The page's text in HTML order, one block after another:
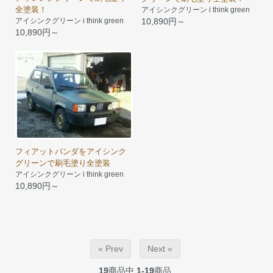
全塗装！
アイシンクグリーン i think green
10,890円～
アイシンクグリーン i think green
10,890円～
フィアットパンダをアイシンク
グリーンで刷毛塗り全塗装
アイシンクグリーン i think green
10,890円～
« Prev Next »
19商品中 1-19商品